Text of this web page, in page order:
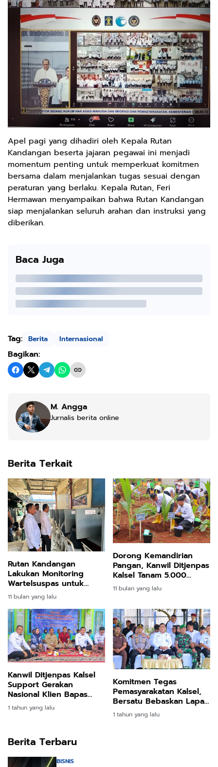
Apel pagi yang dihadiri oleh Kepala Rutan
Kandangan beserta jajaran pegawai ini menjadi
momentum penting untuk memperkuat komitmen
bersama dalam menjalankan tugas sesuai dengan
peraturan yang berlaku. Kepala Rutan, Feri
Hermawan menyampaikan bahwa Rutan Kandangan
siap menjalankan seluruh arahan dan instruksi yang
diberikan.
Baca Juga
Tag: Berita Internasional
Bagikan:
M. Angga
Jurnalis berita online
Berita Terkait
Rutan Kandangan
Lakukan Monitoring
Wartelsuspas untuk
Tingkatkan Kualitas
Pelayanan
11 bulan yang lalu
Dorong Kemandirian
Pangan, Kanwil Ditjenpas
Kalsel Tanam 5.000
Pohon Kelapa di Tanah
11 bulan yang lalu
Kanwil Ditjenpas Kalsel
Support Gerakan
Nasional Klien Bapas
Peduli 2025
1 tahun yang lalu
Komitmen Tegas
Pemasyarakatan Kalsel,
Bersatu Bebaskan Lapas
Rutan LPKA dari Narkoba
dan HP Ilegal
1 tahun yang lalu
Berita Terbaru
BISNIS